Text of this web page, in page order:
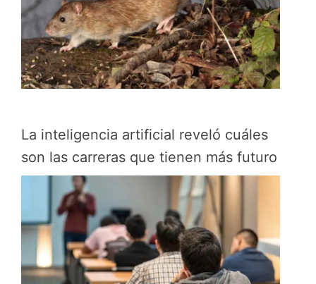
La inteligencia artificial reveló cuáles
son las carreras que tienen más futuro